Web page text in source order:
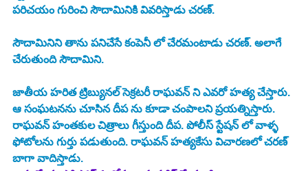
పరిచయం గురించి సౌదామినికి వివరిస్తాడు చరణ్.
సౌదామినిని తాను పనిచేసే కంపెనీ లో చేరమంటాడు చరణ్. అలాగే
చేరుతుంది సౌదామిని.
జాతీయ హరిత ట్రిబ్యునల్ సెక్రటరీ రాఘవన్ ని ఎవరో హత్య చేస్తారు.
ఆ సంఘటనను చూసిన దీప ను కూడా చంపాలని ప్రయత్నిస్తారు.
రాఘవన్ హంతకుల చిత్రాలు గీస్తుంది దీప. పోలీస్ స్టేషన్ లో వాళ్ళ
ఫోటోలను గుర్తు పడుతుంది. రాఘవన్ హత్యకేసు విచారణలో చరణ్
బాగా వాదిస్తాడు.